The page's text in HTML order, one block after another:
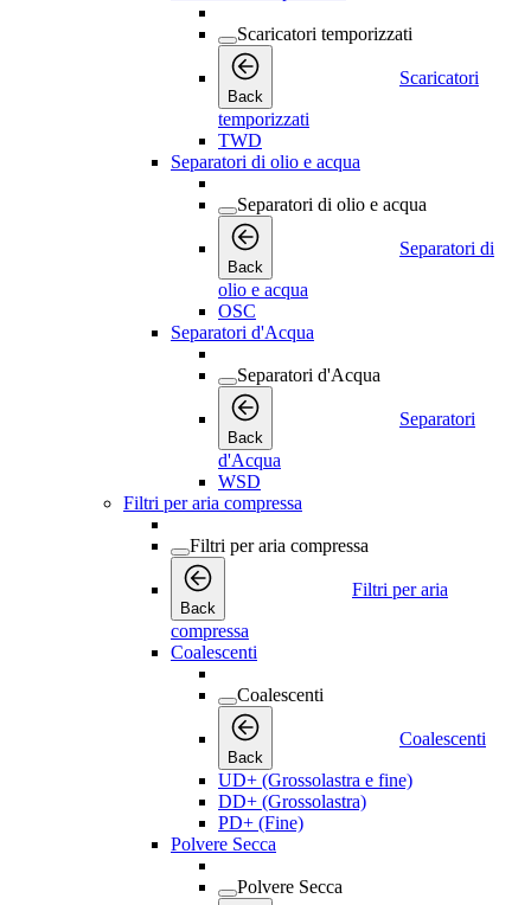
Scaricatori temporizzati
Back
Scaricatori
temporizzati
TWD
Separatori di olio e acqua
Separatori di olio e acqua
Back
Separatori di
olio e acqua
OSC
Separatori d'Acqua
Separatori d'Acqua
Back
Separatori
d'Acqua
WSD
Filtri per aria compressa
Filtri per aria compressa
Back
Filtri per aria
compressa
Coalescenti
Coalescenti
Back
Coalescenti
UD+ (Grossolastra e fine)
DD+ (Grossolastra)
PD+ (Fine)
Polvere Secca
Polvere Secca